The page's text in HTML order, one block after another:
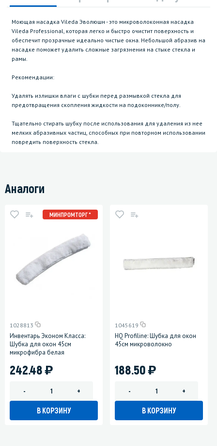
Моющая насадка Vileda Эволюшн - это микроволоконная насадка
Vileda Professional, которая легко и быстро очистит поверхность и
обеспечит прозрачные идеально чистые окна. Небольшой абразив на
насадке поможет удалить сложные загрязнения на стыке стекла и
рамы.
Рекомендации:
Удалять излишки влаги с шубки перед размывкой стекла для
предотвращения скопления жидкости на подоконнике/полу.
Тщательно стирать шубку после использования для удаления из нее
мелких абразивных частиц, способных при повторном использовании
повредить поверхность стекла.
Аналоги
МИНПРОМТОРГ *
1028813
Инвентарь Эконом Класса:
Шубка для окон 45см
микрофибра белая
242.48)
- +
В КОРЗИНУ
1045619
HQ Profiline: Шубка для окон
45см микроволокно
188.50)
- +
В КОРЗИНУ